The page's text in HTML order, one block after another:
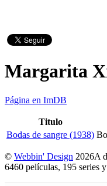
Margarita
Página en ImDB
Titulo
Bodas de sangre (1938)
© Webbin' Design 2026A
6460 películas, 195 series